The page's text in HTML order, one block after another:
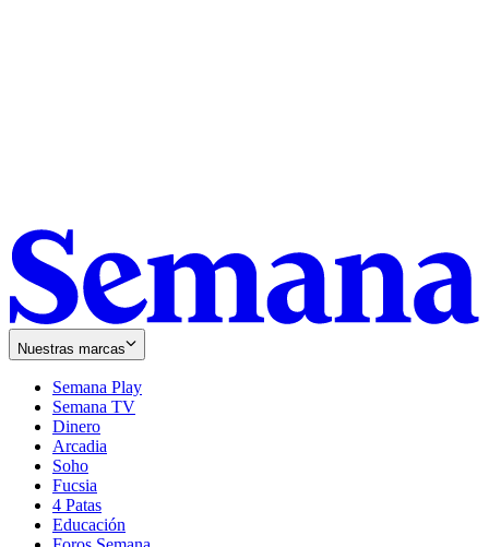
Nuestras marcas
Semana Play
Semana TV
Dinero
Arcadia
Soho
in
new
window
Fucsia
in
new
4 Patas
Educación